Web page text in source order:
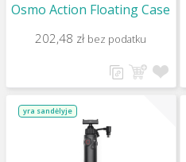
Osmo Action Floating Case
202,48 zł bez podatku
yra sandėlyje